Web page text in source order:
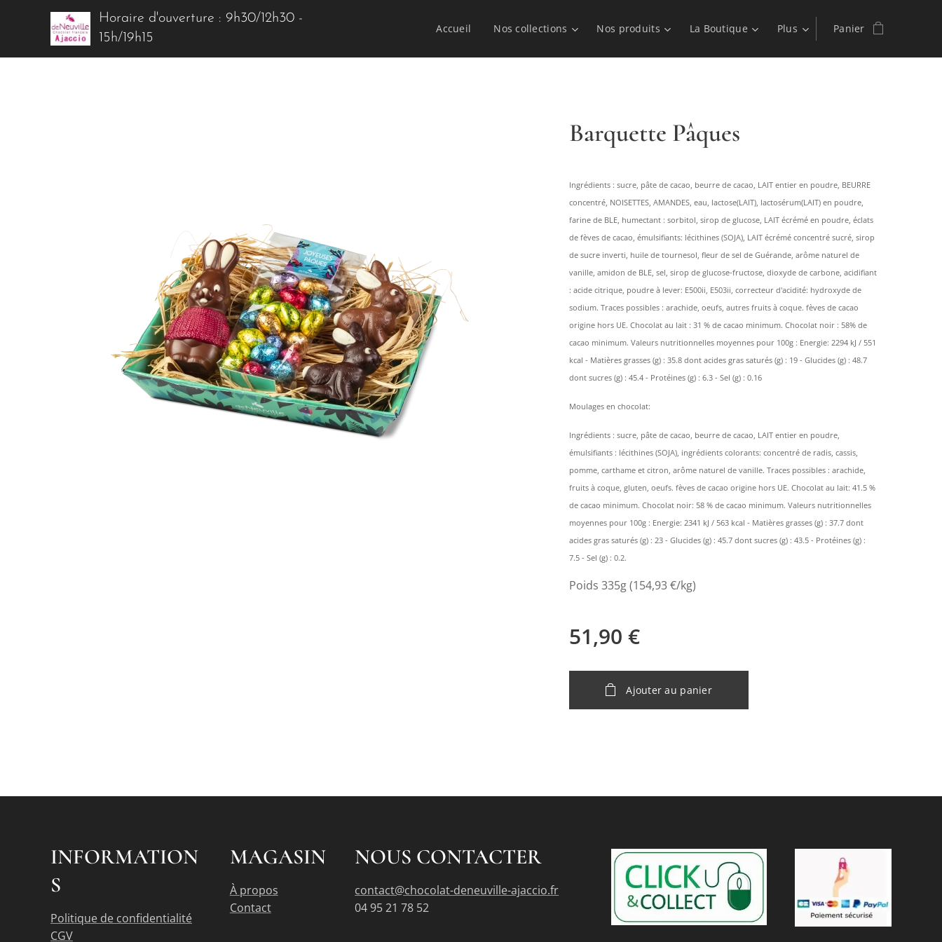
Horaire d'ouverture : 9h30/12h30 -
15h/19h15
Accueil Nos collections Nos produits La Boutique Plus Panier
Barquette Pâques
Ingrédients : sucre, pâte de cacao, beurre de cacao, LAIT entier en poudre, BEURRE
concentré, NOISETTES, AMANDES, eau, lactose(LAIT), lactosérum(LAIT) en poudre,
farine de BLE, humectant : sorbitol, sirop de glucose, LAIT écrémé en poudre, éclats
de fèves de cacao, émulsifiants: lécithines (SOJA), LAIT écrémé concentré sucré, sirop
de sucre inverti, huile de tournesol, fleur de sel de Guérande, arôme naturel de
vanille, amidon de BLE, sel, sirop de glucose-fructose, dioxyde de carbone, acidifiant
: acide citrique, poudre à lever: E500ii, E503ii, correcteur d'acidité: hydroxyde de
sodium. Traces possibles : arachide, oeufs, autres fruits à coque. fèves de cacao
origine hors UE. Chocolat au lait : 31 % de cacao minimum. Chocolat noir : 58% de
cacao minimum. Valeurs nutritionnelles moyennes pour 100g : Energie: 2294 kJ / 551
kcal - Matières grasses (g) : 35.8 dont acides gras saturés (g) : 19 - Glucides (g) : 48.7
dont sucres (g) : 45.4 - Protéines (g) : 6.3 - Sel (g) : 0.16
Moulages en chocolat:
Ingrédients : sucre, pâte de cacao, beurre de cacao, LAIT entier en poudre,
émulsifiants : lécithines (SOJA), ingrédients colorants: concentré de radis, cassis,
pomme, carthame et citron, arôme naturel de vanille. Traces possibles : arachide,
fruits à coque, gluten, oeufs. fèves de cacao origine hors UE. Chocolat au lait: 41.5 %
de cacao minimum. Chocolat noir: 58 % de cacao minimum. Valeurs nutritionnelles
moyennes pour 100g : Energie: 2341 kJ / 563 kcal - Matières grasses (g) : 37.7 dont
acides gras saturés (g) : 23 - Glucides (g) : 45.7 dont sucres (g) : 43.5 - Protéines (g) :
7.5 - Sel (g) : 0.2.
Poids 335g (154,93 €/kg)
51,90 €
Ajouter au panier
INFORMATION
S
Politique de confidentialité
CGV
MAGASIN
À propos
Contact
NOUS CONTACTER
contact@chocolat-deneuville-ajaccio.fr
04 95 21 78 52